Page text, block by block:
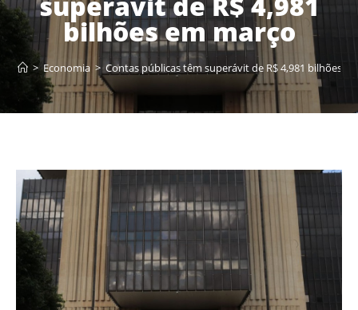
bilhões em março
> Economia > Contas públicas têm superávit de R$ 4,981 bilhões